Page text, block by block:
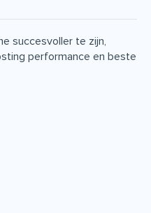
succesvoller te zijn,
performance en beste